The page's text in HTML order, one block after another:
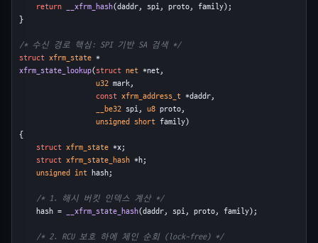
return
__xfrm_hash(daddr, spi, proto, family);
}
/* 수신 경로 핵심: SPI 기반 SA 검색 */
struct xfrm_state *
xfrm_state_lookup(struct net *net,
u32 mark,
const xfrm_address_t *daddr,
__be32 spi, u8 proto,
unsigned short family)
{
struct xfrm_state *x;
struct xfrm_state_hash *h;
unsigned int hash;
/* 1. 해시 버킷 인덱스 계산 */
    hash =
__xfrm_state_hash(daddr, spi, proto, family);
/* 2. RCU 보호 하에 체인 순회 (lock-free) */